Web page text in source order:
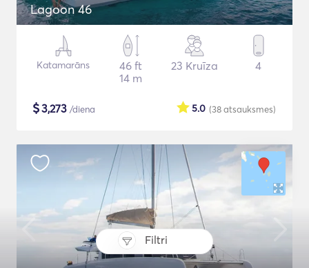
Filtri
Lagoon 46
Katamarāns
46 ft
14 m
23 Kruīza 4
$3,273 /diena (38atsauksmes)
5.0